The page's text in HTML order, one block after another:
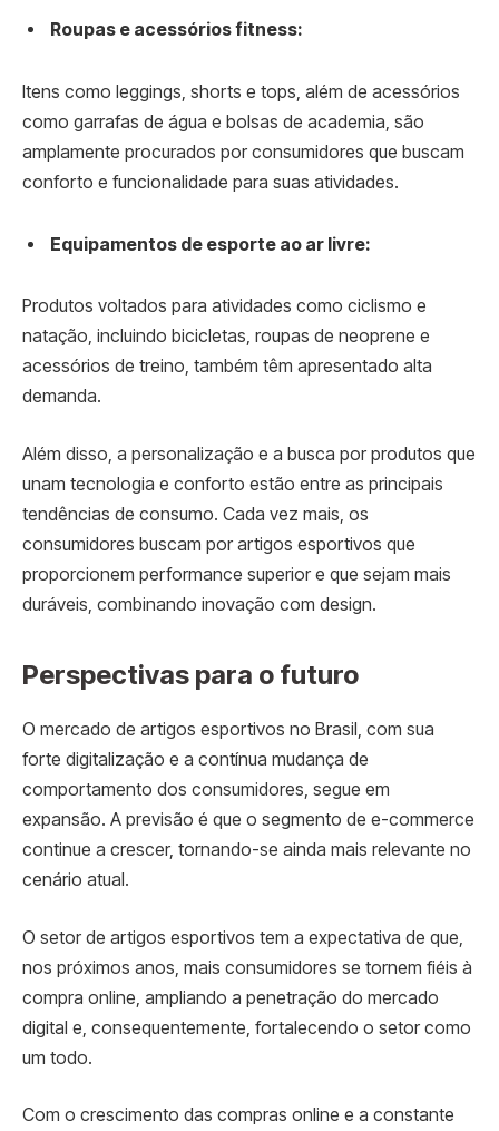
Roupas e acessórios fitness:
Itens como leggings, shorts e tops, além de acessórios
como garrafas de água e bolsas de academia, são
amplamente procurados por consumidores que buscam
conforto e funcionalidade para suas atividades.
Equipamentos de esporte ao ar livre:
Produtos voltados para atividades como ciclismo e
natação, incluindo bicicletas, roupas de neoprene e
acessórios de treino, também têm apresentado alta
demanda.
Além disso, a personalização e a busca por produtos que
unam tecnologia e conforto estão entre as principais
tendências de consumo. Cada vez mais, os
consumidores buscam por artigos esportivos que
proporcionem performance superior e que sejam mais
duráveis, combinando inovação com design.
Perspectivas para o futuro
O mercado de artigos esportivos no Brasil, com sua
forte digitalização e a contínua mudança de
comportamento dos consumidores, segue em
expansão. A previsão é que o segmento de e-commerce
continue a crescer, tornando-se ainda mais relevante no
cenário atual.
O setor de artigos esportivos tem a expectativa de que,
nos próximos anos, mais consumidores se tornem fiéis à
compra online, ampliando a penetração do mercado
digital e, consequentemente, fortalecendo o setor como
um todo.
Com o crescimento das compras online e a constante